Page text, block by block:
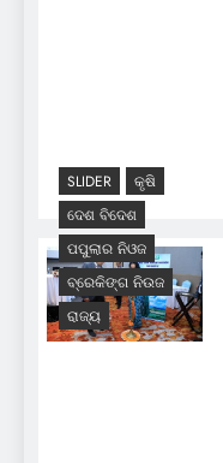
SLIDER
କୃଷି
ଦେଶ ବିଦେଶ
ପପୁଲାର ନିଓଜ
ବ୍ରେକିଙ୍ଗ ନିଉଜ
ରାଜ୍ୟ